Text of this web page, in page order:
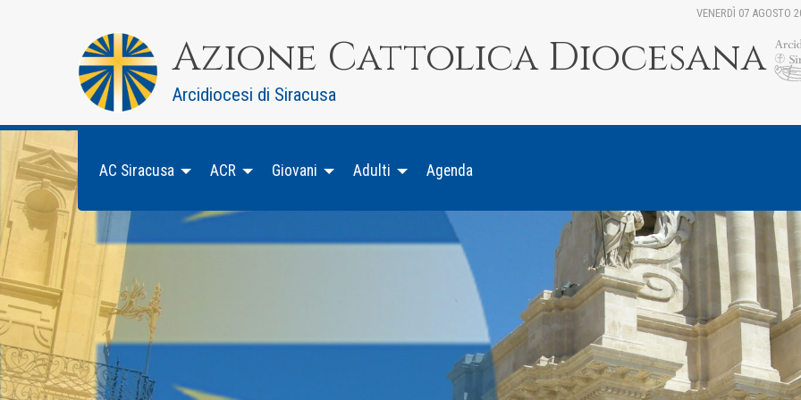
VENERDÌ 07 AGOSTO
Azione Cattolica Diocesana
Arcidiocesi di Siracusa
AC Siracusa ACR Giovani Adulti Agenda